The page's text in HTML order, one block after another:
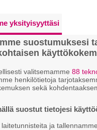
ja Gamma Ray
uuden
yksityisyyttäsi
suostumuksesi
valitsemamme88
henkilötietoja
sekä
suostut tietojesi
ja